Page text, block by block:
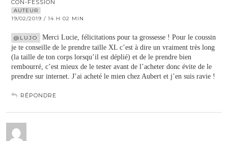
CON-FESSION
AUTEUR
19/02/2019 / 14 H 02 MIN
@LUJO
Merci Lucie, félicitations pour ta grossesse ! Pour le coussin
je te conseille de le prendre taille XL c’est à dire un vraiment très long
(la taille de ton corps lorsqu’il est déplié) et de le prendre bien
rembourré, c’est mieux de le tester avant de l’acheter donc évite de le
prendre sur internet. J’ai acheté le mien chez Aubert et j’en suis ravie !
RÉPONDRE